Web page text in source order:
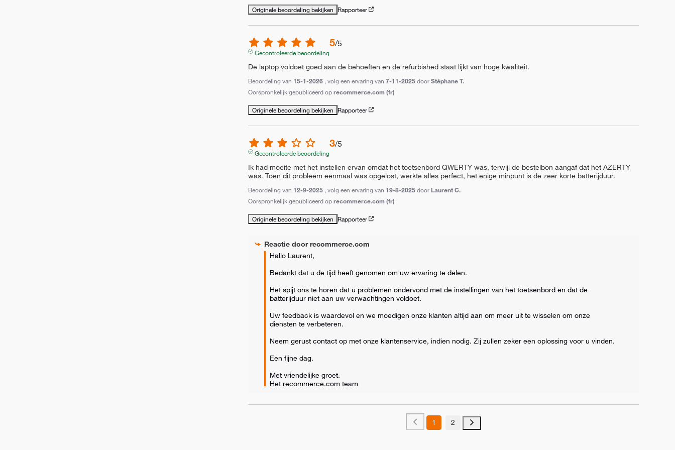
Originele beoordeling bekijken Rapporteer
5/5
Gecontroleerde beoordeling
De laptop voldoet goed aan de behoeften en de refurbished staat lijkt van hoge kwaliteit.
Beoordeling van 15-1-2026 , volg een ervaring van7-11-2025 doorStéphane T.
Oorspronkelijk gepubliceerd oprecommerce.com (fr)
Originele beoordeling bekijken Rapporteer
3/5
Gecontroleerde beoordeling
Ik had moeite met het instellen ervan omdat het toetsenbord QWERTY was, terwijl de bestelbon aangaf dat het AZERTY
was. Toen dit probleem eenmaal was opgelost, werkte alles perfect, het enige minpunt is de zeer korte batterijduur.
Beoordeling van 12-9-2025 , volg een ervaring van 19-8-2025 door Laurent C.
Oorspronkelijk gepubliceerd oprecommerce.com (fr)
Originele beoordeling bekijken Rapporteer
Reactie doorrecommerce.com
Hallo Laurent,
Bedankt dat u de tijd heeft genomen om uw ervaring te delen.
Het spijt ons te horen dat u problemen ondervond met de instellingen van het toetsenbord en dat de
batterijduur niet aan uw verwachtingen voldoet.
Uw feedback is waardevol en we moedigen onze klanten altijd aan om meer uit te wisselen om onze
diensten te verbeteren.
Neem gerust contact op met onze klantenservice, indien nodig. Zij zullen zeker een oplossing voor u vinden.
Een fijne dag.
Met vriendelijke groet.
Het recommerce.com team
1 2